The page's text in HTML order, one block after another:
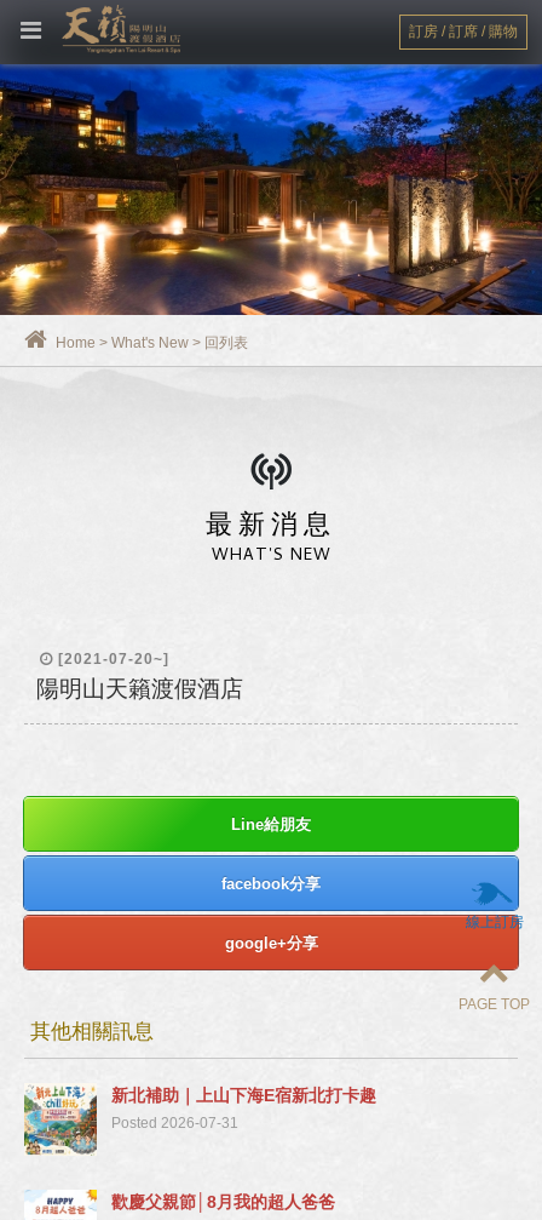
訂房 / 訂席 / 購物
Home > What's New > 回列表
最新消息
WHAT'S NEW
[2021-07-20~]
陽明山天籟渡假酒店
Line給朋友
facebook分享
google+分享
其他相關訊息
新北補助｜上山下海E宿新北打卡趣
Posted 2026-07-31
歡慶父親節│8月我的超人爸爸
線上訂房
PAGE TOP